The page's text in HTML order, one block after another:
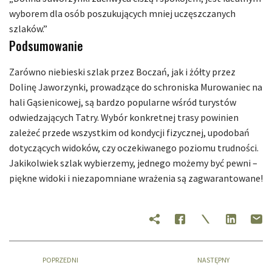
wyborem dla osób poszukujących mniej uczęszczanych
szlaków.”
Podsumowanie
Zarówno niebieski szlak przez Boczań, jak i żółty przez
Dolinę Jaworzynki, prowadzące do schroniska Murowaniec na
hali Gąsienicowej, są bardzo popularne wśród turystów
odwiedzających Tatry. Wybór konkretnej trasy powinien
zależeć przede wszystkim od kondycji fizycznej, upodobań
dotyczących widoków, czy oczekiwanego poziomu trudności.
Jakikolwiek szlak wybierzemy, jednego możemy być pewni –
piękne widoki i niezapomniane wrażenia są zagwarantowane!
POPRZEDNI NASTĘPNY